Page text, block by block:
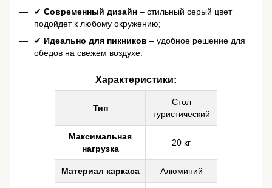
✔ Современный дизайн – стильный серый цвет
подойдет к любому окружению;
✔ Идеально для пикников – удобное решение для
обедов на свежем воздухе.
Характеристики:
Тип
Стол
туристический
Максимальная
нагрузка
20 кг
Материал каркаса Алюминий